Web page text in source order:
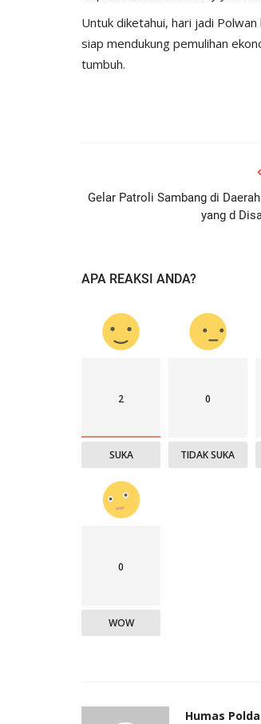
Untuk diketahui, hari jadi
siap mendukung pemulihan
tumbuh.
Gelar Patroli Sambang di
yang d
APA REAKSI ANDA?
2
SUKA
0
TIDAK SUKA
0
WOW
Humas